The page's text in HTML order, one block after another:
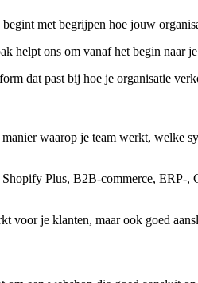
met begrijpen hoe jouw
helpt ons om vanaf het begin naar
dat past bij hoe je organisatie
waarop je team werkt, welke
Plus, B2B-commerce,
voor je klanten, maar ook goed